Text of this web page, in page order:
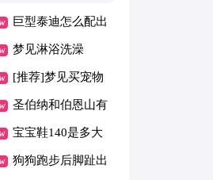
巨型泰迪怎么配出
来的
梦见淋浴洗澡
[推荐]梦见买宠物
狗
圣伯纳和伯恩山有
什么区别
宝宝鞋140是多大
码的
狗狗跑步后脚趾出